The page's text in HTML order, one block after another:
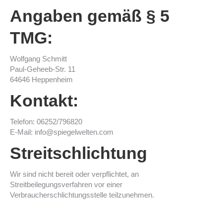
Angaben gemäß § 5
TMG:
Wolfgang Schmitt
Paul-Geheeb-Str. 11
64646 Heppenheim
Kontakt:
Telefon: 06252/796820
E-Mail: info@spiegelwelten.com
Streitschlichtung
Wir sind nicht bereit oder verpflichtet, an
Streitbeilegungsverfahren vor einer
Verbraucherschlichtungsstelle teilzunehmen.